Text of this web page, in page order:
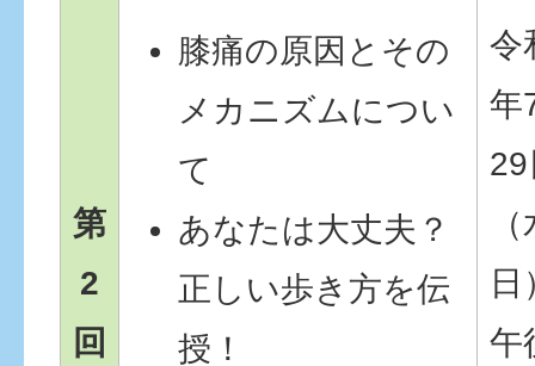
第
2
回
膝痛の原因とその
メカニズムについ
て
あなたは大丈夫？
正しい歩き方を伝
授！
令
年
29
日
午